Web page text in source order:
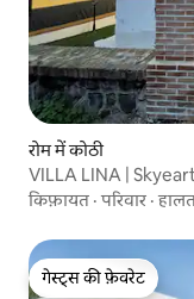
रोम में कोठी
VILLA LINA |
किफ़ायत ·परिवार ·
गेस्ट्स की फ़ेवरेट
गेस्ट्स की फ़ेवरेट